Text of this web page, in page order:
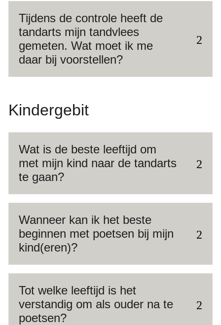
Tijdens de controle heeft de
tandarts mijn tandvlees
gemeten. Wat moet ik me
daar bij voorstellen?
Kindergebit
Wat is de beste leeftijd om
met mijn kind naar de tandarts
te gaan?
Wanneer kan ik het beste
beginnen met poetsen bij mijn
kind(eren)?
Tot welke leeftijd is het
verstandig om als ouder na te
poetsen?